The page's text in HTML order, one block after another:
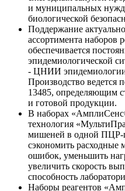
и муниципальных
биологической
Поддержание
ассортимента наборов
обеспечивается
эпидемиологической
- ЦНИИ эпидемиологии
Производство ведется
13485, определяющим
и готовой продукции.
В наборах
технология
мишеней в одной ПЦР-
сэкономить расходные
ошибок, уменьшить
увеличить скорость
способность
Наборы реагентов